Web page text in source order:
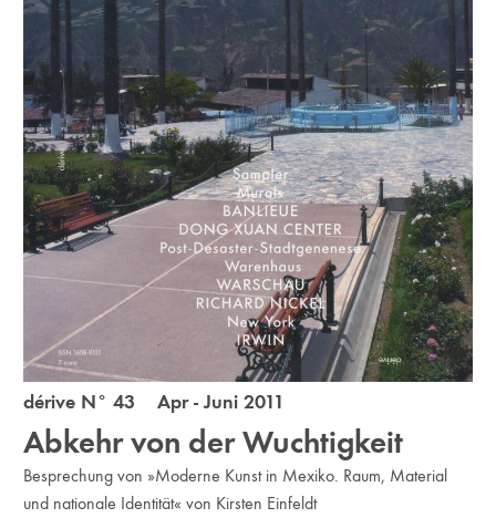
dérive N° 43 Apr - Juni 2011
Abkehr von der Wuchtigkeit
Besprechung von »Moderne Kunst in Mexiko. Raum, Material
und nationale Identität« von Kirsten Einfeldt